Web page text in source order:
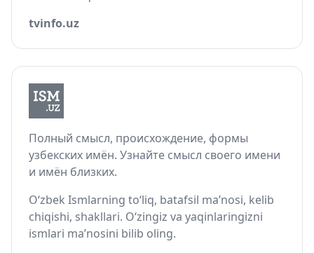
tvinfo.uz
Полный смысл, происхождение, формы
узбекских имён. Узнайте смысл своего имени
и имён близких.
O‘zbek Ismlarning to‘liq, batafsil ma’nosi, kelib
chiqishi, shakllari. O‘zingiz va yaqinlaringizni
ismlari ma’nosini bilib oling.